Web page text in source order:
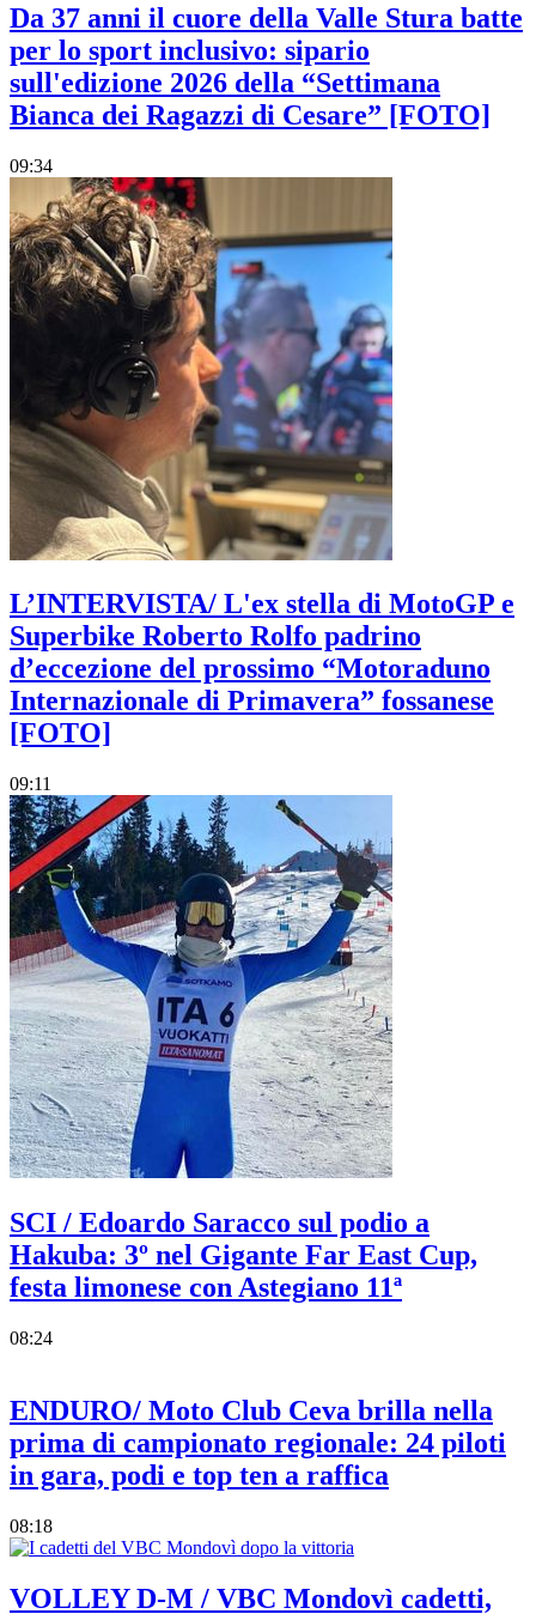
Da 37 anni il cuore della Valle Stura batte
per lo sport inclusivo: sipario
sull'edizione 2026 della “Settimana
Bianca dei Ragazzi di Cesare” [FOTO]
09:34
L’INTERVISTA/ L'ex stella di MotoGP e
Superbike Roberto Rolfo padrino
d’eccezione del prossimo “Motoraduno
Internazionale di Primavera” fossanese
[FOTO]
09:11
SCI / Edoardo Saracco sul podio a
Hakuba: 3º nel Gigante Far East Cup,
festa limonese con Astegiano 11ª
08:24
ENDURO/ Moto Club Ceva brilla nella
prima di campionato regionale: 24 piloti
in gara, podi e top ten a raffica
08:18
VOLLEY D-M / VBC Mondovì cadetti,